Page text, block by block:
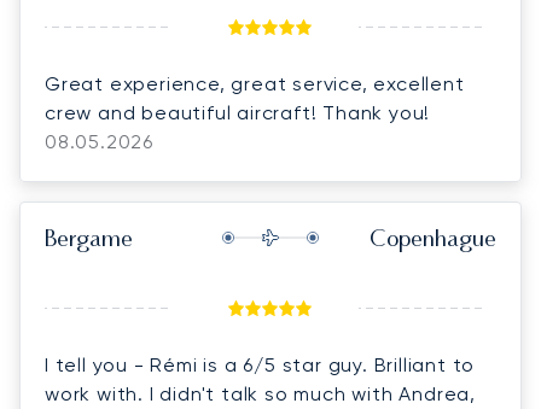
Great experience, great service, excellent
crew and beautiful aircraft! Thank you!
08.05.2026
Bergame Copenhague
I tell you - Rémi is a 6/5 star guy. Brilliant to
work with. I didn't talk so much with Andrea,